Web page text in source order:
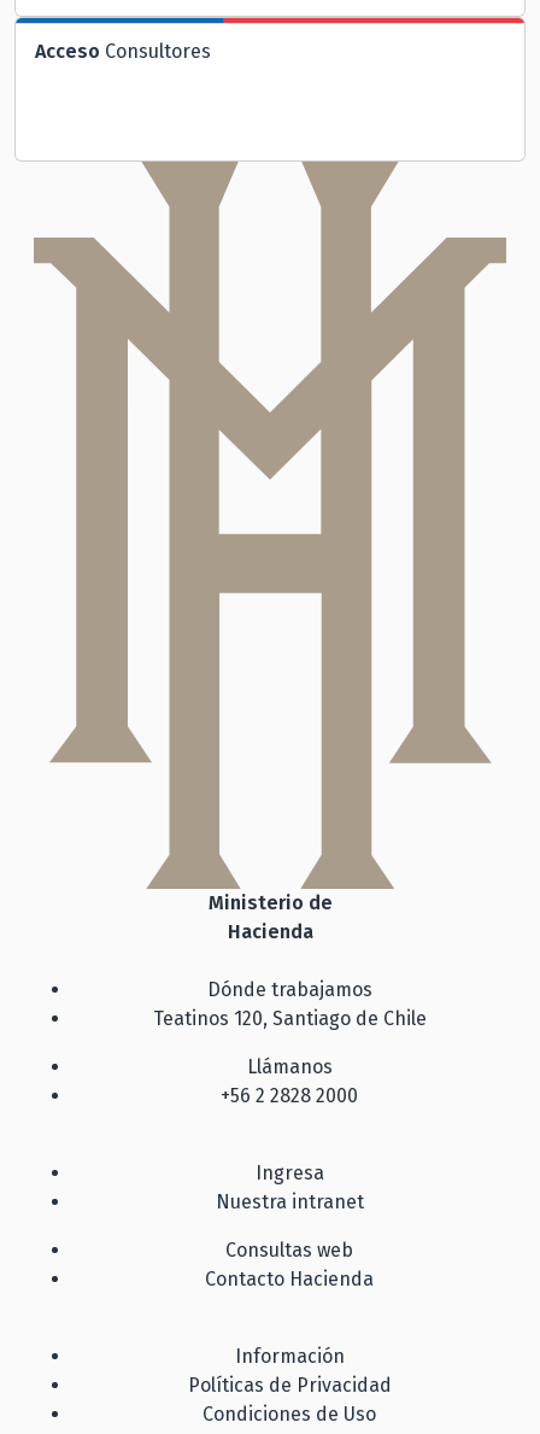
Acceso Consultores
Ministerio de
Hacienda
Dónde trabajamos
Teatinos 120, Santiago de Chile
Llámanos
+56 2 2828 2000
Ingresa
Nuestra intranet
Consultas web
Contacto Hacienda
Información
Políticas de Privacidad
Condiciones de Uso